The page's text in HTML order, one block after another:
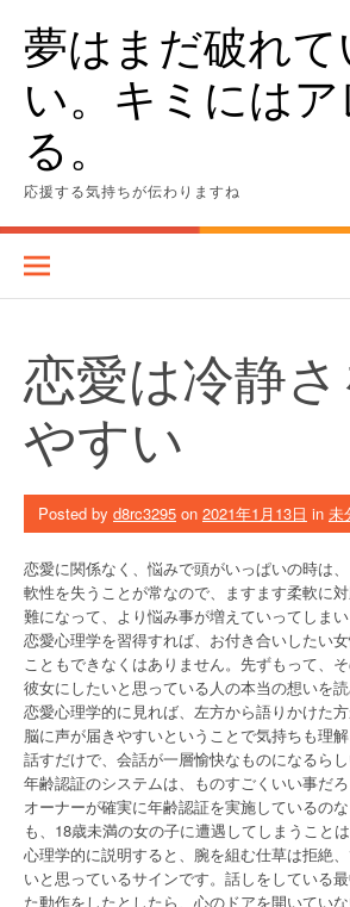
content夢はまだ破れて
い。キミには
る。
応援する気持ちが伝わりますね
恋愛は冷静
やすい
Posted by d8rc3295 on 2021年1月13日 in 未
恋愛に関係なく、悩みで頭がいっぱいの時は
軟性を失うことが常なので、ますます柔軟に
難になって、より悩み事が増えていってしまい
恋愛心理学を習得すれば、お付き合いしたい
こともできなくはありません。先ずもって、そ
彼女にしたいと思っている人の本当の想いを読
恋愛心理学的に見れば、左方から語りかけた
脳に声が届きやすいということで気持ちも理
話すだけで、会話が一層愉快なものになるらし
年齢認証のシステムは、ものすごくいい事だ
オーナーが確実に年齢認証を実施しているの
も、18歳未満の女の子に遭遇してしまうこと
心理学的に説明すると、腕を組む仕草は拒絶
いと思っているサインです。話しをしている
た動作をしたとしたら、心のドアを開いていな